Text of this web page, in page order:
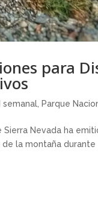
para
semanal Parque
Nevada ha
la montaña durante